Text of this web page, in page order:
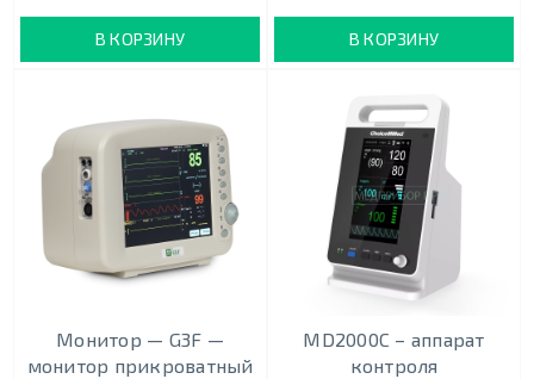
В КОРЗИНУ В КОРЗИНУ
Монитор — G3F —
монитор прикроватный
MD2000С – аппарат
контроля